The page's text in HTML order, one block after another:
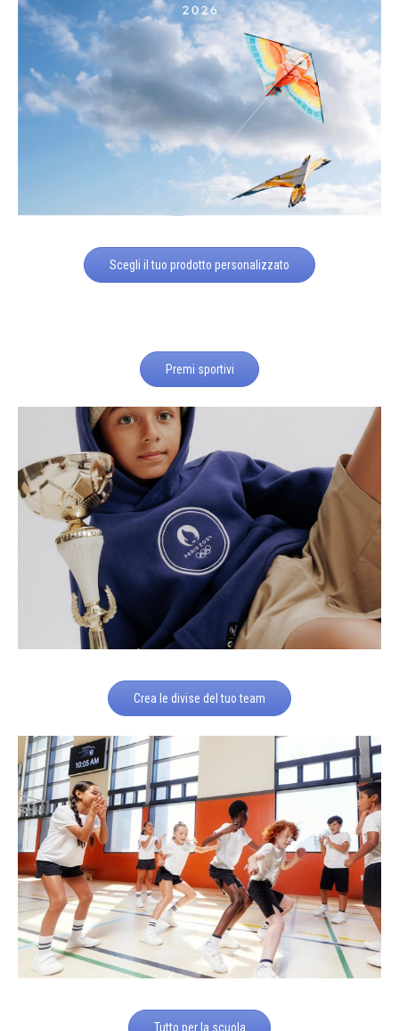
Scegli il tuo prodotto personalizzato
Premi sportivi
Crea le divise del tuo team
Tutto per la scuola